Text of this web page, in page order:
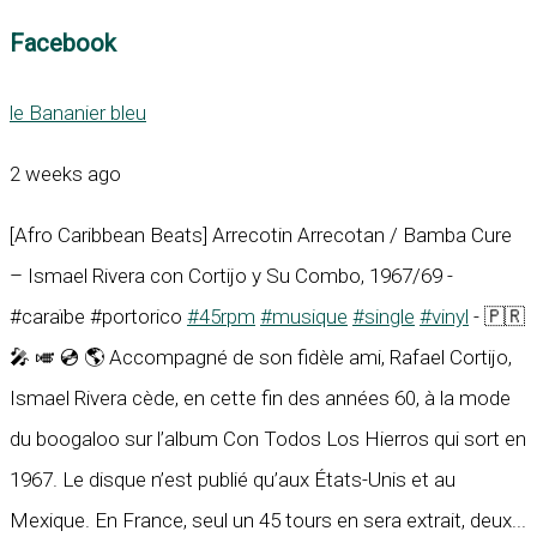
Facebook
le Bananier bleu
2 weeks ago
[Afro Caribbean Beats] Arrecotin Arrecotan / Bamba Cure
– Ismael Rivera con Cortijo y Su Combo, 1967/69 -
#caraïbe #portorico #45rpm #musique #single #vinyl - 🇵🇷
🎤 🎺 💿 🌎 Accompagné de son fidèle ami, Rafael Cortijo,
Ismael Rivera cède, en cette fin des années 60, à la mode
du boogaloo sur l’album Con Todos Los Hierros qui sort en
1967. Le disque n’est publié qu’aux États-Unis et au
Mexique. En France, seul un 45 tours en sera extrait, deux...